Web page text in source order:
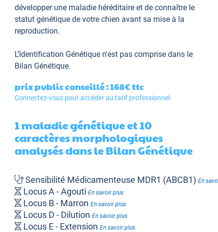
développer une maladie héréditaire et de connaître le
statut génétique de votre chien avant sa mise à la
reproduction.
L’Identification Génétique n'est pas comprise dans le
Bilan Génétique.
prix public conseillé : 168€ttc
Connectez-vous pour accéder au tarif professionnel
1 maladie génétique et 10
caractères morphologiques
analysés dans le Bilan Génétique
Sensibilité Médicamenteuse MDR1 (ABCB1) En
Locus A - Agouti En savoir plus
Locus B - Marron En savoir plus
Locus D - Dilution En savoir plus
Locus E - Extension En savoir plus